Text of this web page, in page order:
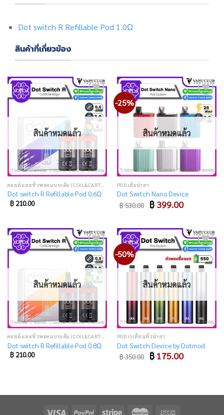
Dot switch R Refillable Pod 1.0Ω
สินค้าที่เกี่ยวข้อง
Add
to
wishlist
สินค้าหมดแล้ว
Dot switch R Refillable Pod 0.6Ω
฿210.00
-25%
Add
to
wishlist
สินค้าหมดแล้ว
POD เติมน้ำยา
Dot Switch Nano Device
฿530.00 Original
price
฿ 399.00Current
price
Add
to
wishlist
สินค้าหมดแล้ว
Dot switch R Refillable Pod 0.8Ω
฿210.00
-50%
Add
to
wishlist
สินค้าหมดแล้ว
POD เปลี่ยนหัวน้ำยา
Dot Switch Device by Dotmod
฿350.00 Original
price
฿ 175.00Current
price